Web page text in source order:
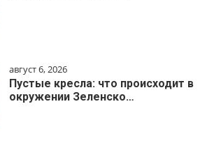
август 6, 2026
Пустые кресла: что происходит в
окружении Зеленско…